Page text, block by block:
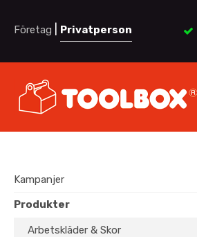
Företag Privatperson
Kampanjer
Produkter
Arbetskläder & Skor